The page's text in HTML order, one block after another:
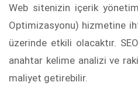
Web sitenizin içerik
Optimizasyonu) hizmetine
üzerinde etkili olacaktır.
anahtar kelime analizi ve
maliyet getirebilir.